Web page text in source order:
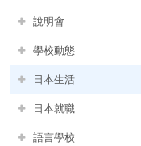
說明會
學校動態
日本生活
日本就職
語言學校